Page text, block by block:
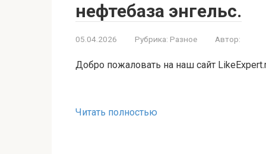
нефтебаза энгельс.
05.04.2026 Рубрика: Разное Автор:
Добро пожаловать на наш сайт
Читать полностью